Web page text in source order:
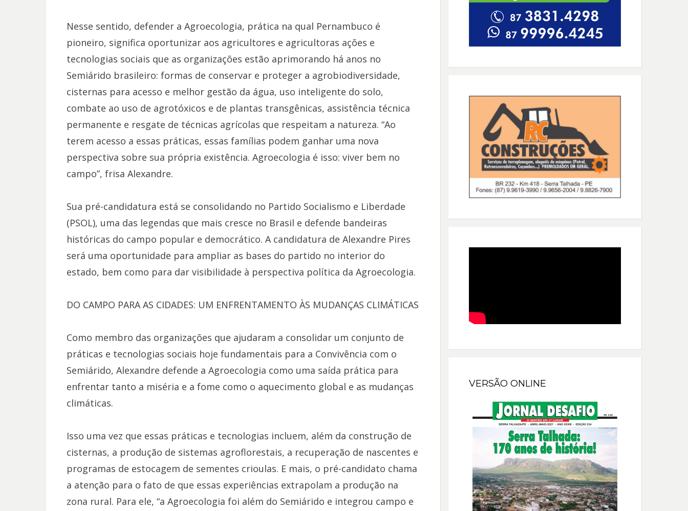
Nesse sentido, defender a Agroecologia, prática na qual Pernambuco é
pioneiro, significa oportunizar aos agricultores e agricultoras ações e
tecnologias sociais que as organizações estão aprimorando há anos no
Semiárido brasileiro: formas de conservar e proteger a agrobiodiversidade,
cisternas para acesso e melhor gestão da água, uso inteligente do solo,
combate ao uso de agrotóxicos e de plantas transgênicas, assistência técnica
permanente e resgate de técnicas agrícolas que respeitam a natureza. “Ao
terem acesso a essas práticas, essas famílias podem ganhar uma nova
perspectiva sobre sua própria existência. Agroecologia é isso: viver bem no
campo”, frisa Alexandre.
Sua pré-candidatura está se consolidando no Partido Socialismo e Liberdade
(PSOL), uma das legendas que mais cresce no Brasil e defende bandeiras
históricas do campo popular e democrático. A candidatura de Alexandre Pires
será uma oportunidade para ampliar as bases do partido no interior do
estado, bem como para dar visibilidade à perspectiva política da Agroecologia.
DO CAMPO PARA AS CIDADES: UM ENFRENTAMENTO ÀS MUDANÇAS CLIMÁTICAS
Como membro das organizações que ajudaram a consolidar um conjunto de
práticas e tecnologias sociais hoje fundamentais para a Convivência com o
Semiárido, Alexandre defende a Agroecologia como uma saída prática para
enfrentar tanto a miséria e a fome como o aquecimento global e as mudanças
climáticas.
Isso uma vez que essas práticas e tecnologias incluem, além da construção de
cisternas, a produção de sistemas agroflorestais, a recuperação de nascentes e
programas de estocagem de sementes crioulas. E mais, o pré-candidato chama
a atenção para o fato de que essas experiências extrapolam a produção na
zona rural. Para ele, “a Agroecologia foi além do Semiárido e integrou campo e
VERSÃO ONLINE